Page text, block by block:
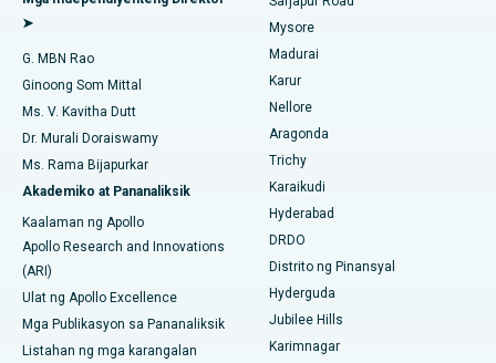
Maghanap ng Sikologo
Maghanap ng Pangkalahatang Siruhano
Pinakamahusay na Ospital sa Gandhinagar, Ahmedabad
Pinakamahusay na Ospital sa Bannerghatta Road, Bangalore
Pinakamahusay na Ospital sa Unit-15, Bhubaneswar
Pinakamahusay na Ospital sa Ellisbridge, Ahmedabad
Pinakamahusay na Ospital sa New Delhi
Pinakamahusay na Ospital sa DRDO, Hyderabad
Ovarian Cystectomy
Brachytherapy
Colonoscopy
Deep Brain Stimulation
Peritoneyal Dialysis
➤
G. MBN Rao
Ginoong Som Mittal
Ms. V. Kavitha Dutt
Dr. Murali Doraiswamy
Ms. Rama Bijapurkar
Akademiko at Pananaliksik
Kaalaman ng Apollo
Apollo Research and Innovations
(ARI)
Ulat ng Apollo Excellence
Mga Publikasyon sa Pananaliksik
Listahan ng mga karangalan
Mysore
Madurai
Karur
Nellore
Aragonda
Trichy
Karaikudi
Hyderabad
DRDO
Distrito ng Pinansyal
Hyderguda
Jubilee Hills
Karimnagar